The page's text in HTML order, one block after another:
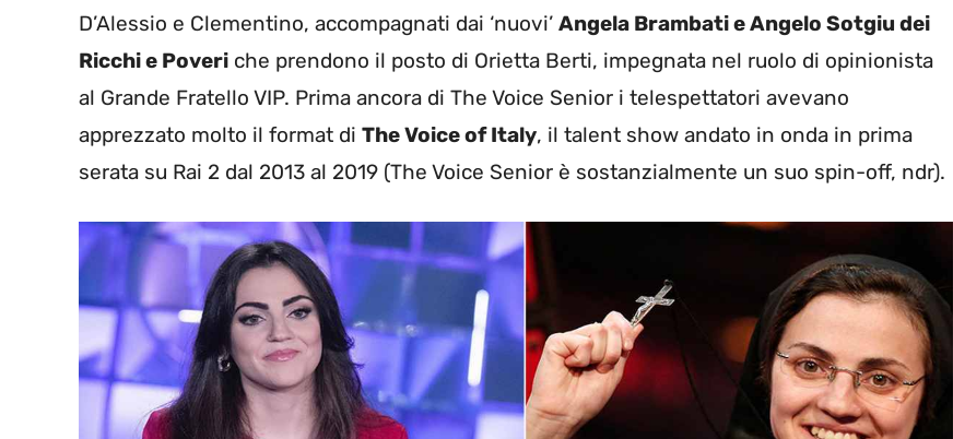
D’Alessio e Clementino, accompagnati dai ‘nuovi’ Angela Brambati e Angelo Sotgiu dei
Ricchi e Poveri che prendono il posto di Orietta Berti, impegnata nel ruolo di opinionista
al Grande Fratello VIP. Prima ancora di The Voice Senior i telespettatori avevano
apprezzato molto il format di The Voice of Italy, il talent show andato in onda in prima
serata su Rai 2 dal 2013 al 2019 (The Voice Senior è sostanzialmente un suo spin-off, ndr).